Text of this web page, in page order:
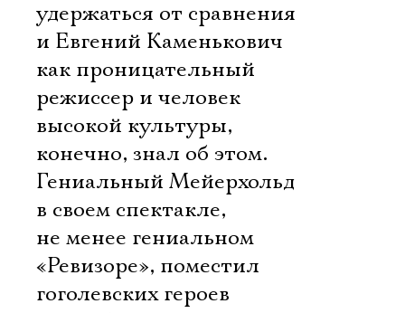
удержаться от сравнения
и Евгений Каменькович
как проницательный
режиссер и человек
высокой культуры,
конечно, знал об этом.
Гениальный Мейерхольд
в своем спектакле,
не менее гениальном
«Ревизоре», поместил
гоголевских героев